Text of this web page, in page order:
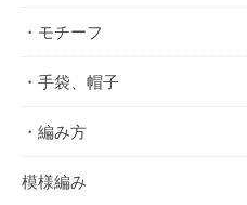
・モチーフ
・手袋、帽子
・編み方
模様編み